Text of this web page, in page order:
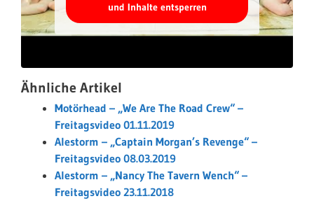
und Inhalte entsperren
Ähnliche Artikel
Motörhead – „We Are The Road Crew“ –
Freitagsvideo 01.11.2019
Alestorm – „Captain Morgan’s Revenge“ –
Freitagsvideo 08.03.2019
Alestorm – „Nancy The Tavern Wench“ –
Freitagsvideo 23.11.2018